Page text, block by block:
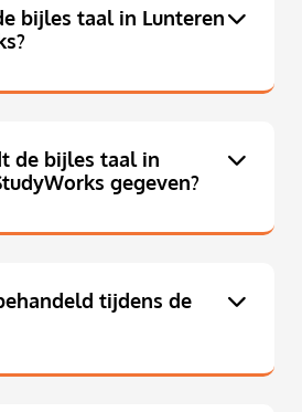
bijles taal in Lunteren
de bijles taal in
gegeven?
tijdens de